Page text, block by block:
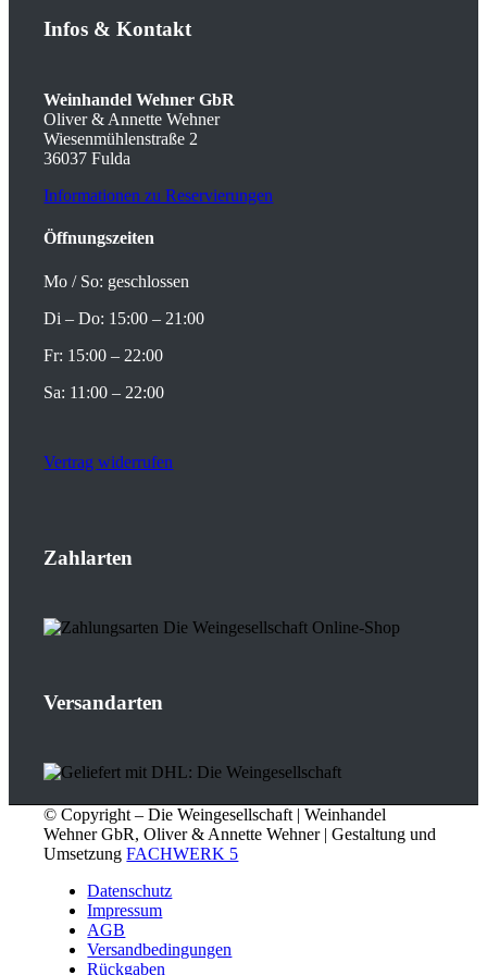
Infos & Kontakt
Weinhandel Wehner GbR
Oliver & Annette Wehner
Wiesenmühlenstraße 2
36037 Fulda
Informationen zu Reservierungen
Öffnungszeiten
Mo / So: geschlossen
Di – Do: 15:00 – 21:00
Fr: 15:00 – 22:00
Sa: 11:00 – 22:00
Vertrag widerrufen
Zahlarten
Versandarten
© Copyright – Die Weingesellschaft | Weinhandel
Wehner GbR, Oliver & Annette Wehner | Gestaltung und
UmsetzungFACHWERK 5
Datenschutz
Impressum
AGB
Versandbedingungen
Rückgaben